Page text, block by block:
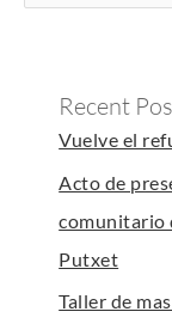
Recent
Vuelve el
Acto de
comunitario
Putxet
Taller de